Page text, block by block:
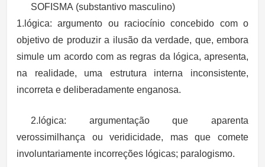
SOFISMA (substantivo masculino)
1.lógica: argumento ou raciocínio concebido com o
objetivo de produzir a ilusão da verdade, que, embora
simule um acordo com as regras da lógica, apresenta,
na realidade, uma estrutura interna inconsistente,
incorreta e deliberadamente enganosa.
2.lógica: argumentação que aparenta
verossimilhança ou veridicidade, mas que comete
involuntariamente incorreções lógicas; paralogismo.